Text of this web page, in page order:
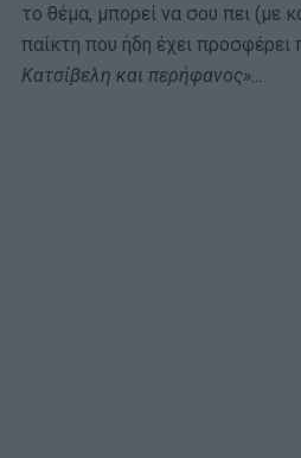
το θέμα, μπορεί να σου πει (με
παίκτη που ήδη έχει προσφέρει
Κατσίβελη και περήφανος»…